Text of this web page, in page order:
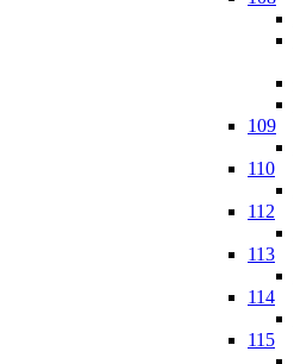
109
110
112
113
114
115